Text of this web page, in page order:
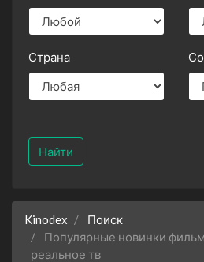
Страна
Найти
Kinodex
Поиск
Популярные новинки
реальное тв